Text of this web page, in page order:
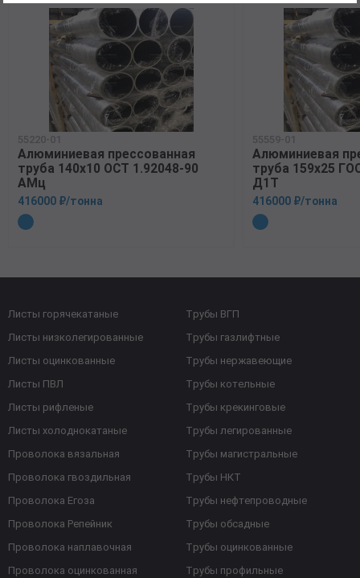
55220-01
Алюминиевая прессованная
труба 140х10 ОСТ 1.92048-90
АМц
416000 ₽/тонна
55559-01
Алюминиевая
труба 159х25
Д1Т
416000 ₽/тонна
Листы горячекатаные
Листы низколегированные
Листы оцинкованные
Листы ПВЛ
Листы рифленые
Листы холоднокатаные
Проволока вязальная
Проволока гвоздильная
Проволока Егоза
Проволока Репейник
Проволока наплавочная
Проволока оцинкованная
Трубы ВГП
Трубы газлифтные
Трубы нержавеющие
Трубы котельные
Трубы крекинговые
Трубы легированные
Трубы магистральные
Трубы НКТ
Трубы нефтепроводные
Трубы обсадные
Трубы оцинкованные
Трубы профильные